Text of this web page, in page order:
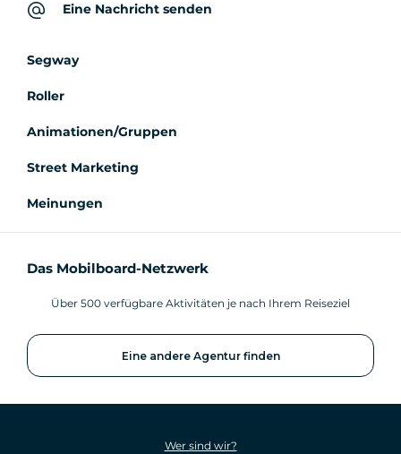
Eine Nachricht senden
Segway
Roller
Animationen/Gruppen
Street Marketing
Meinungen
Das Mobilboard-Netzwerk
Über 500 verfügbare Aktivitäten je nach Ihrem Reiseziel
Eine andere Agentur finden
Wer sind wir?